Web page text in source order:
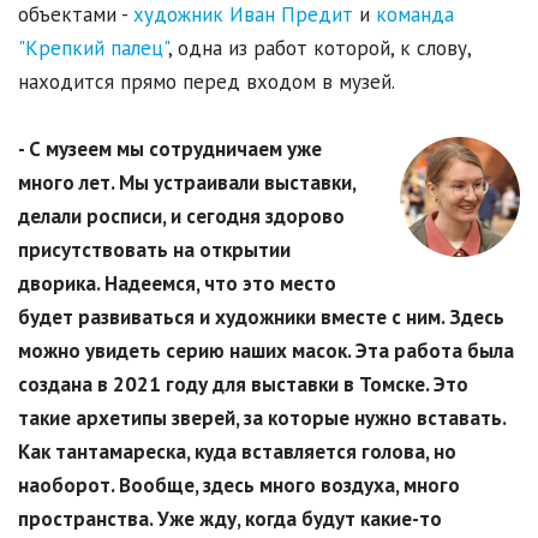
объектами - художник Иван Предит и команда
"Крепкий палец", одна из работ которой, к слову,
находится прямо перед входом в музей.
- С музеем мы сотрудничаем уже
много лет. Мы устраивали выставки,
делали росписи, и сегодня здорово
присутствовать на открытии
дворика. Надеемся, что это место
будет развиваться и художники вместе с ним. Здесь
можно увидеть серию наших масок. Эта работа была
создана в 2021 году для выставки в Томске. Это
такие архетипы зверей, за которые нужно вставать.
Как тантамареска, куда вставляется голова, но
наоборот. Вообще, здесь много воздуха, много
пространства. Уже жду, когда будут какие-то